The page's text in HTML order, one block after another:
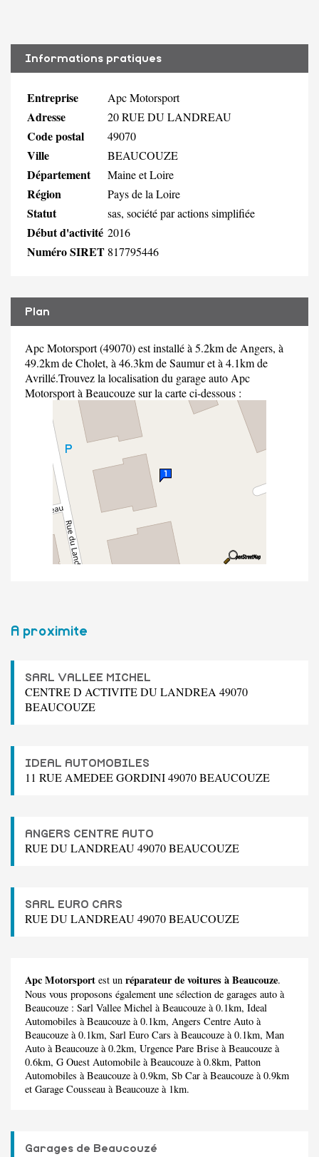
Informations pratiques
Entreprise Apc Motorsport
Adresse 20 RUE DU LANDREAU
Code postal 49070
Ville BEAUCOUZE
Département Maine et Loire
Région Pays de la Loire
Statut sas, société par actions simplifiée
Début d'activité 2016
Numéro SIRET 817795446
Plan
Apc Motorsport (49070) est installé à 5.2km de Angers, à
49.2km de Cholet, à 46.3km de Saumur et à 4.1km de
Avrillé.Trouvez la localisation du garage auto Apc
Motorsport à Beaucouze sur la carte ci-dessous :
A proximite
SARL VALLEE MICHEL
CENTRE D ACTIVITE DU LANDREA 49070
BEAUCOUZE
IDEAL AUTOMOBILES
11 RUE AMEDEE GORDINI 49070 BEAUCOUZE
ANGERS CENTRE AUTO
RUE DU LANDREAU 49070 BEAUCOUZE
SARL EURO CARS
RUE DU LANDREAU 49070 BEAUCOUZE
Apc Motorsport est un réparateur de voitures à Beaucouze.
Nous vous proposons également une sélection de garages auto à
Beaucouze : Sarl Vallee Michel à Beaucouze à 0.1km, Ideal
Automobiles à Beaucouze à 0.1km, Angers Centre Auto à
Beaucouze à 0.1km, Sarl Euro Cars à Beaucouze à 0.1km, Man
Auto à Beaucouze à 0.2km, Urgence Pare Brise à Beaucouze à
0.6km, G Ouest Automobile à Beaucouze à 0.8km, Patton
Automobiles à Beaucouze à 0.9km, Sb Car à Beaucouze à 0.9km
et Garage Cousseau à Beaucouze à 1km.
Garages de Beaucouzé